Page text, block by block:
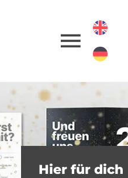
Hier für dich